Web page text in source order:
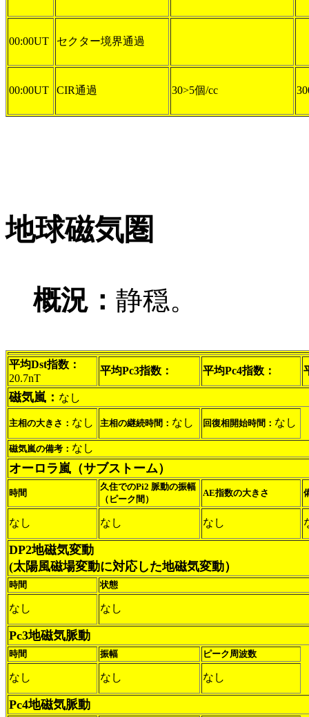
00:00UT セクター境界通過
00:00UT CIR通過 30>5個/cc
地球磁気圏
概況： 静穏。
平均Dst指数：
20.7nT
平均Pc3指数： 平均Pc4指数：
磁気嵐： なし
主相の大きさ： なし 主相の継続時間： なし 回復相開始時間： なし
磁気嵐の備考： なし
オーロラ嵐（サブストーム）
時間
久住でのPi2 脈動の振幅
（ピーク間）
AE指数の大きさ
なし なし なし
DP2地磁気変動
(太陽風磁場変動に対応した地磁気変動）
時間 状態
なし なし
Pc3地磁気脈動
時間 振幅 ピーク周波数
なし なし なし
Pc4地磁気脈動